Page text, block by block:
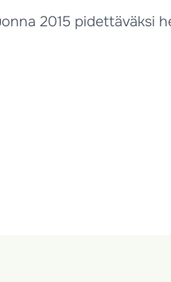
2015 pidettäväksi